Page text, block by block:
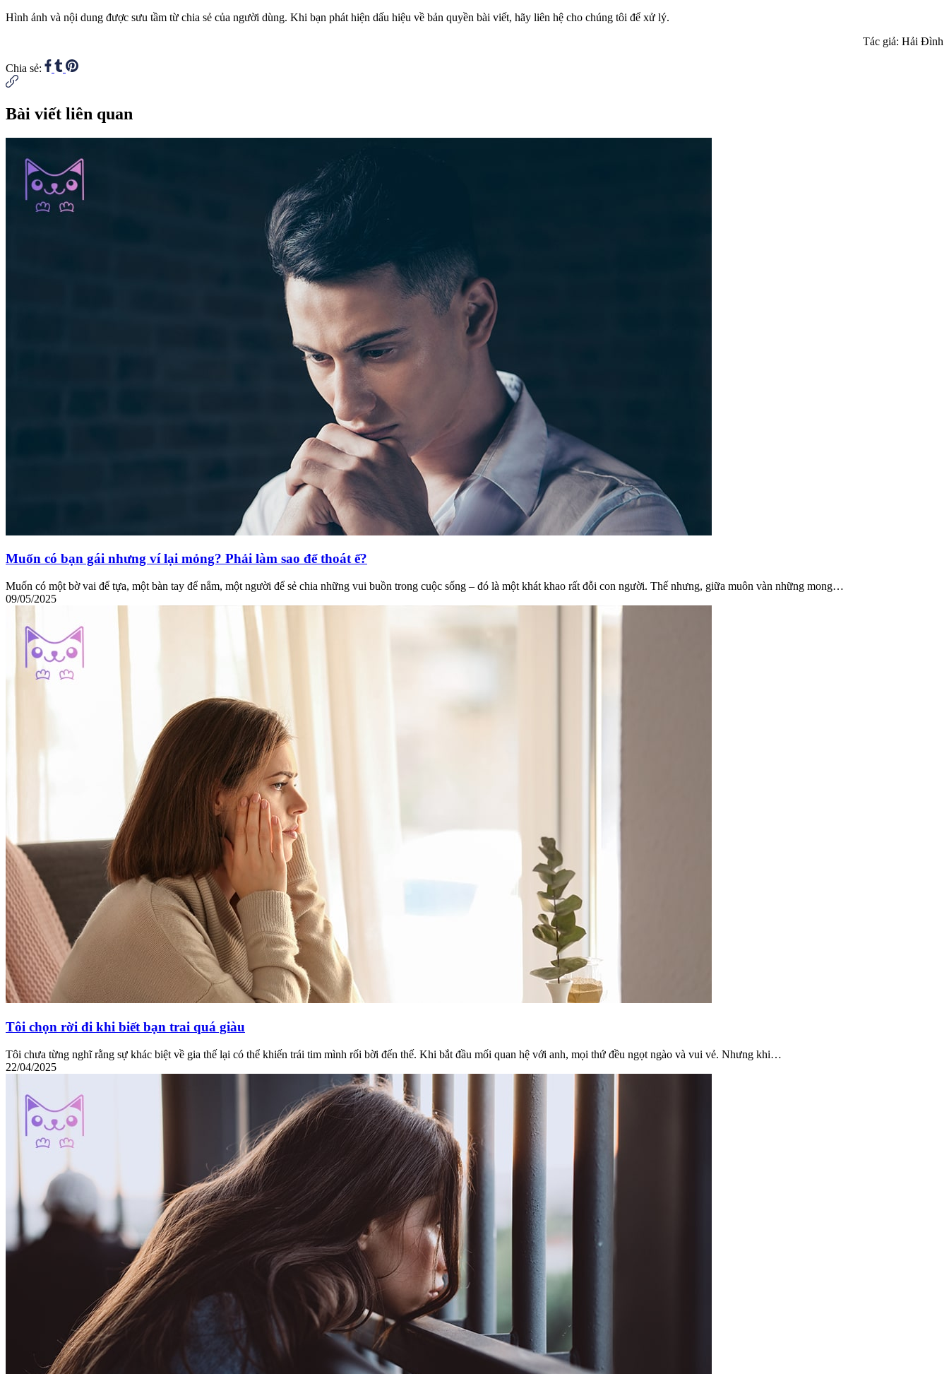
Hình ảnh và nội dung được sưu tầm từ chia sẻ của người dùng. Khi bạn phát hiện dấu hiệu về bản quyền bài viết, hãy liên hệ cho chúng tôi để xử lý.
Tác giả: Hải Đình
Chia sẻ:
Bài viết liên quan
Muốn có bạn gái nhưng ví lại mỏng? Phải làm sao để thoát ế?
Muốn có một bờ vai để tựa, một bàn tay để nắm, một người để sẻ chia những vui buồn trong cuộc sống – đó là một khát khao rất đỗi con người. Thế nhưng, giữa muôn vàn những mong…
09/05/2025
Tôi chọn rời đi khi biết bạn trai quá giàu
Tôi chưa từng nghĩ rằng sự khác biệt về gia thế lại có thể khiến trái tim mình rối bời đến thế. Khi bắt đầu mối quan hệ với anh, mọi thứ đều ngọt ngào và vui vẻ. Nhưng khi…
22/04/2025